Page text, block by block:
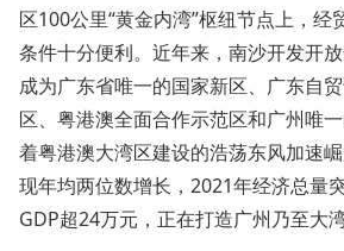
区100公里“黄金内湾”枢纽节点上，经
条件十分便利。近年来，南沙开发开
成为广东省唯一的国家新区、广东自
区、粤港澳全面合作示范区和广州唯
着粤港澳大湾区建设的浩荡东风加速
现年均两位数增长，2021年经济总量
GDP超24万元，正在打造广州乃至大